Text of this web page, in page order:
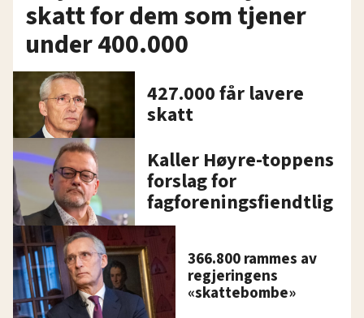
skatt for dem som tjener
under 400.000
427.000 får lavere
skatt
Kaller Høyre-toppens
forslag for
fagforeningsfiendtlig
366.800 rammes av
regjeringens
«skattebombe»